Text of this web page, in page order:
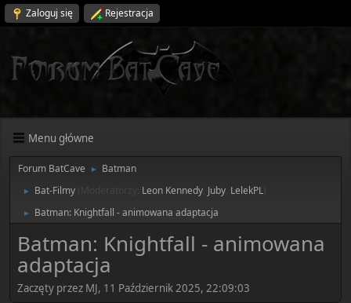
Zaloguj się Rejestracja
Menu główne
Forum BatCave ► Batman
► Bat-Filmy Leon Kennedy Juby LelekPL
► Batman: Knightfall - animowana adaptacja
Batman: Knightfall - animowana
adaptacja
Zaczęty przez MJ, 11 Październik 2025, 22:09:03